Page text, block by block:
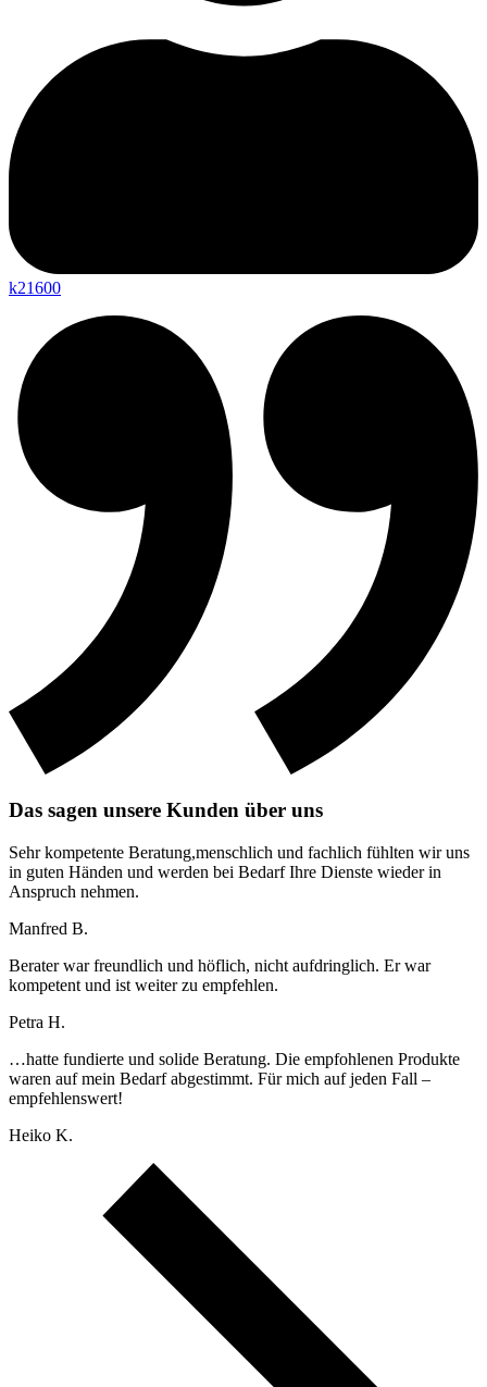
k21600
Das sagen unsere Kunden über uns
Sehr kompetente Beratung,menschlich und fachlich fühlten wir uns
in guten Händen und werden bei Bedarf Ihre Dienste wieder in
Anspruch nehmen.
Manfred B.
Berater war freundlich und höflich, nicht aufdringlich. Er war
kompetent und ist weiter zu empfehlen.
Petra H.
…hatte fundierte und solide Beratung. Die empfohlenen Produkte
waren auf mein Bedarf abgestimmt. Für mich auf jeden Fall –
empfehlenswert!
Heiko K.